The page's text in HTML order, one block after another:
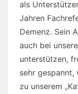
als
Jahren
Demenz. Sein
auch bei
unterstützen,
sehr gespannt,
zu unserem